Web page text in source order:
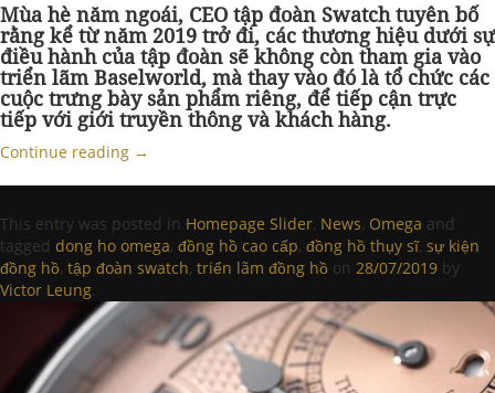
Mùa hè năm ngoái, CEO tập đoàn Swatch tuyên bố
rằng kể từ năm 2019 trở đi, các thương hiệu dưới sự
điều hành của tập đoàn sẽ không còn tham gia vào
triển lãm Baselworld, mà thay vào đó là tổ chức các
cuộc trưng bày sản phẩm riêng, để tiếp cận trực
tiếp với giới truyền thông và khách hàng.
Continue reading →
This entry was posted in Homepage Slider, News, Omega and
tagged dong ho omega, đồng hồ cao cấp, đồng hồ thụy sĩ, sự kiện
đồng hồ, tập đoàn swatch, triển lãm đồng hồ on 28/07/2019 by
Victor Leung.